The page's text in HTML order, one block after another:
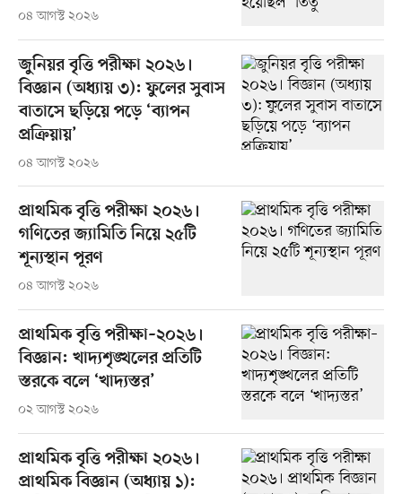
০৪ আগস্ট ২০২৬
জুনিয়র বৃত্তি পরীক্ষা ২০২৬।
বিজ্ঞান (অধ্যায় ৩): ফুলের সুবাস
বাতাসে ছড়িয়ে পড়ে ‘ব্যাপন
প্রক্রিয়ায়’
০৪ আগস্ট ২০২৬
প্রাথমিক বৃত্তি পরীক্ষা ২০২৬।
গণিতের জ্যামিতি নিয়ে ২৫টি
শূন্যস্থান পূরণ
০৪ আগস্ট ২০২৬
প্রাথমিক বৃত্তি পরীক্ষা–২০২৬।
বিজ্ঞান: খাদ্যশৃঙ্খলের প্রতিটি
স্তরকে বলে ‘খাদ্যস্তর’
০২ আগস্ট ২০২৬
প্রাথমিক বৃত্তি পরীক্ষা ২০২৬।
প্রাথমিক বিজ্ঞান (অধ্যায় ১):